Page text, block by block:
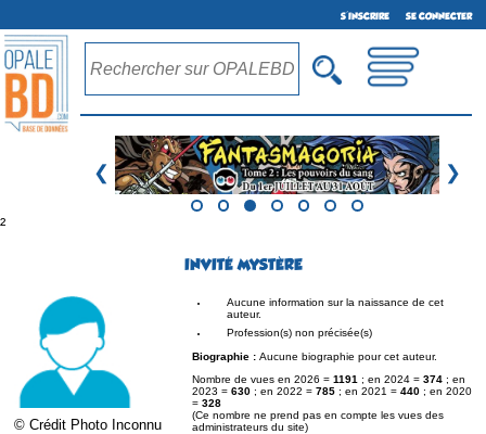
S'INSCRIRE SE CONNECTER
❮ ❯
²
INVITÉ MYSTÈRE
© Crédit Photo Inconnu
Aucune information sur la naissance de cet
auteur.
Profession(s) non précisée(s)
Biographie : Aucune biographie pour cet auteur.
Nombre de vues en 2026 = 1191 ; en 2024 = 374 ; en
2023 = 630 ; en 2022 = 785 ; en 2021 = 440 ; en 2020
= 328
(Ce nombre ne prend pas en compte les vues des
administrateurs du site)